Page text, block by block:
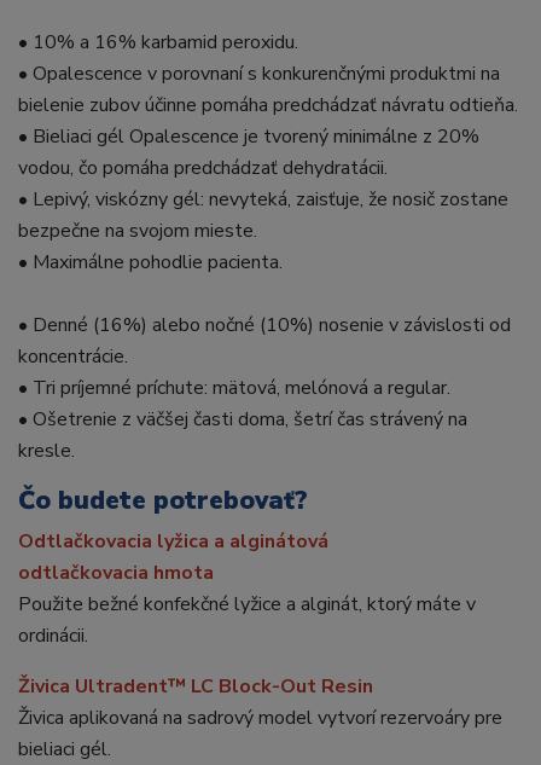
• 10% a 16% karbamid peroxidu.
• Opalescence v porovnaní s konkurenčnými produktmi na
bielenie zubov účinne pomáha predchádzať návratu odtieňa.
• Bieliaci gél Opalescence je tvorený minimálne z 20%
vodou, čo pomáha predchádzať dehydratácii.
• Lepivý, viskózny gél: nevyteká, zaisťuje, že nosič zostane
bezpečne na svojom mieste.
• Maximálne pohodlie pacienta.
• Denné (16%) alebo nočné (10%) nosenie v závislosti od
koncentrácie.
• Tri príjemné príchute: mätová, melónová a regular.
• Ošetrenie z väčšej časti doma, šetrí čas strávený na
kresle.
Čo budete potrebovať?
Odtlačkovacia lyžica a alginátová
odtlačkovacia hmota
Použite bežné konfekčné lyžice a alginát, ktorý máte v
ordinácii.
Živica Ultradent™ LC Block-Out Resin
Živica aplikovaná na sadrový model vytvorí rezervoáry pre
bieliaci gél.